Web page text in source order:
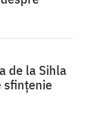
de la Sihla
sfințenie